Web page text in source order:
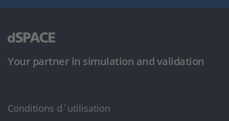
Your partner in simulation and validation
Conditions d´utilisation